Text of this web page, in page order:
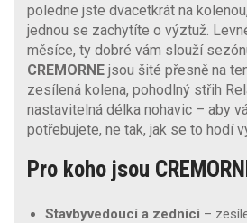
poledne jste dvacetkrát na
jednou se zachytíte o výztuž.
měsíce, ty dobré vám slouží
CREMORNE jsou šité přesně na
zesílená kolena, pohodlný střih
nastavitelná délka nohavic – aby
potřebujete, ne tak, jak se to hodí
Pro koho jsou
Stavbyvedoucí a zedníci –